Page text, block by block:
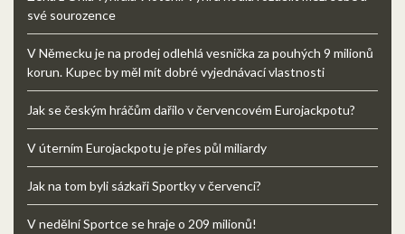
své sourozence
V Německu je na prodej odlehlá vesnička za pouhých 9 milionů
korun. Kupec by měl mít dobré vyjednávací vlastnosti
Jak se českým hráčům dařilo v červencovém Eurojackpotu?
V úterním Eurojackpotu je přes půl miliardy
Jak na tom byli sázkaři Sportky v červenci?
V nedělní Sportce se hraje o 209 milionů!